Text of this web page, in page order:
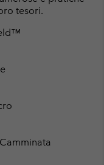
tesori.